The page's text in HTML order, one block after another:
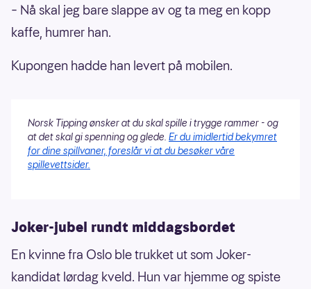
– Nå skal jeg bare slappe av og ta meg en kopp
kaffe, humrer han.
Kupongen hadde han levert på mobilen.
Norsk Tipping ønsker at du skal spille i trygge rammer - og
at det skal gi spenning og glede. Er du imidlertid bekymret
for dine spillvaner, foreslår vi at du besøker våre
spillevettsider.
Joker-jubel rundt middagsbordet
En kvinne fra Oslo ble trukket ut som Joker-
kandidat lørdag kveld. Hun var hjemme og spiste